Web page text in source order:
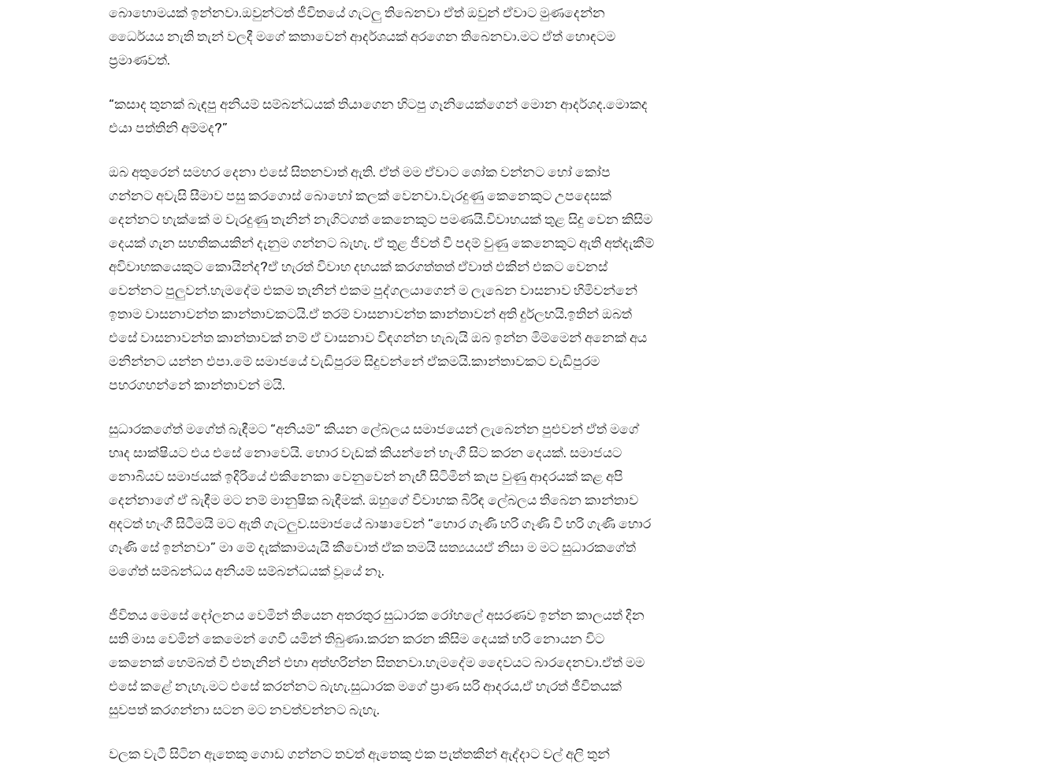
බොහොමයක් ඉන්නවා.ඔවුන්ටත් ජීවිතයේ ගැටලු තිබෙනවා ඒත් ඔවුන් ඒවාට මුණදෙන්න
ධෛර්යය නැති තැන් වලදී මගේ කතාවෙන් ආදර්ශයක් අරගෙන තිබෙනවා.මට ඒත් හොඳටම
ප්‍රමාණවත්.
“කසාද තුනක් බැඳපු අනියම් සම්බන්ධයක් තියාගෙන හිටපු ගෑනියෙක්ගෙන් මොන ආදර්ශද.මොකද
එයා පත්තිනි අම්මද?”
ඔබ අතුරෙන් සමහර දෙනා එසේ සිතනවාත් ඇති. ඒත් මම ඒවාට ශෝක වන්නට හෝ කෝප
ගන්නට අවැසි සීමාව පසු කරගොස් බොහෝ කලක් වෙනවා.වැරදුණු කෙනෙකුට උපදෙසක්
දෙන්නට හැක්කේ ම වැරදුණු තැනින් නැගිටගත් කෙනෙකුට පමණයි.විවාහයක් තුළ සිදු වෙන කිසිම
දෙයක් ගැන සහතිකයකින් දැනුම ගන්නට බැහැ. ඒ තුළ ජීවත් වී පදම් වුණු කෙනෙකුට ඇති අත්දැකීම්
අවිවාහකයෙකුට කොයින්ද?ඒ හැරත් විවාහ දහයක් කරගත්තත් ඒවාත් එකින් එකට වෙනස්
වෙන්නට පුලුවන්.හැමදේම එකම තැනින් එකම පුද්ගලයාගෙන් ම ලැබෙන වාසනාව හිමිවන්නේ
ඉතාම වාසනාවන්ත කාන්තාවකටයි.ඒ තරම් වාසනාවන්ත කාන්තාවන් අති දුර්ලභයි.ඉතින් ඔබත්
එසේ වාසනාවන්ත කාන්තාවක් නම් ඒ වාසනාව විඳගන්න හැබැයි ඔබ ඉන්න මිම්මෙන් අනෙක් අය
මනින්නට යන්න එපා.මේ සමාජයේ වැඩිපුරම සිදුවන්නේ ඒකමයි.කාන්තාවකට වැඩිපුරම
පහරගහන්නේ කාන්තාවන් මයි.
සුධාරකගේත් මගේත් බැඳීමට “අනියම්” කියන ලේබලය සමාජයෙන් ලැබෙන්න පුළුවන් ඒත් මගේ
හෘද සාක්ෂියට එය එසේ නොවෙයි. හොර වැඩක් කියන්නේ හැංගී සිට කරන දෙයක්. සමාජයට
නොබියව සමාජයක් ඉදිරියේ එකිනෙකා වෙනුවෙන් නැඟී සිටිමින් කැප වුණු ආදරයක් කළ අපි
දෙන්නාගේ ඒ බැඳීම මට නම් මානුෂික බැඳීමක්. ඔහුගේ විවාහක බිරිඳ ලේබලය තිබෙන කාන්තාව
අදටත් හැංගී සිටීමයි මට ඇති ගැටලුව.සමාජයේ බාෂාවෙන් “හොර ගෑණි හරි ගෑණි වී හරි ගැණි හොර
ගෑණි සේ ඉන්නවා” මා මේ දැක්කාමයැයි කීවොත් ඒක තමයි සත්‍යයයඒ නිසා ම මට සුධාරකගේත්
මගේත් සම්බන්ධය අනියම් සම්බන්ධයක් වූයේ නෑ.
ජීවිතය මෙසේ දෝලනය වෙමින් තියෙන අතරතුර සුධාරක රෝහලේ අසරණව ඉන්න කාලයත් දින
සති මාස වෙමින් කෙමෙන් ගෙවී යමින් තිබුණා.කරන කරන කිසිම දෙයක් හරි නොයන විට
කෙනෙක් හෙම්බත් වී එතැනින් එහා අත්හරින්න සිතනවා.හැමදේම දෛවයට බාරදෙනවා.ඒත් මම
එසේ කළේ නැහැ.මට එසේ කරන්නට බැහැ.සුධාරක මගේ ප්‍රාණ සරි ආදරය,ඒ හැරත් ජීවිතයක්
සුවපත් කරගන්නා සටන මට නවත්වන්නට බැහැ.
වලක වැටී සිටින ඇතෙකු ගොඩ ගන්නට තවත් ඇතෙකු එක පැත්තකින් ඇද්දාට වල් අලි තුන්